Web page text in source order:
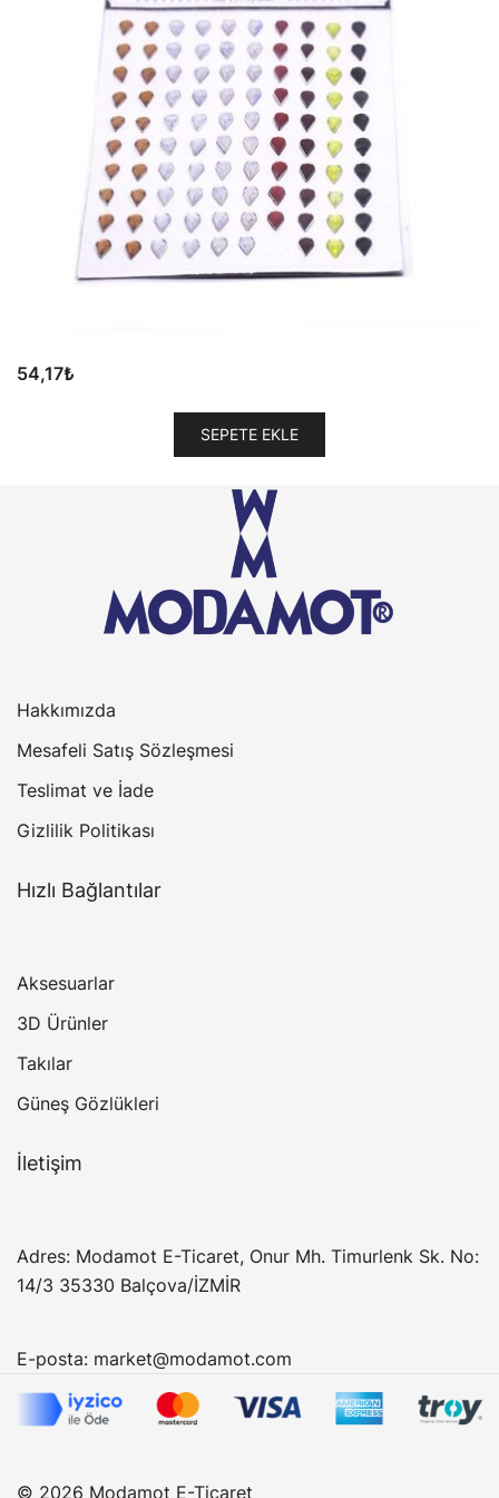
54,17₺
SEPETE EKLE
Hakkımızda
Mesafeli Satış Sözleşmesi
Teslimat ve İade
Gizlilik Politikası
Hızlı Bağlantılar
Aksesuarlar
3D Ürünler
Takılar
Güneş Gözlükleri
İletişim
Adres: Modamot E-Ticaret, Onur Mh. Timurlenk Sk. No:
14/3 35330 Balçova/İZMİR
E-posta: market@modamot.com
© 2026 Modamot E-Ticaret